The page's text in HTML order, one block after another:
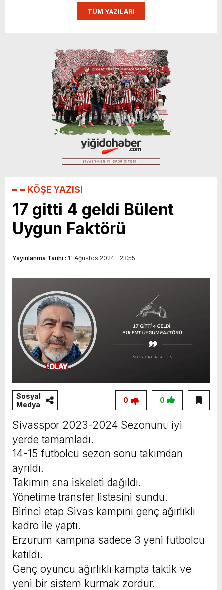
TÜM YAZILARI
KÖŞE YAZISI
17 gitti 4 geldi Bülent
Uygun Faktörü
Yayınlanma Tarihi : 11 Ağustos 2024 - 23:55
Sosyal
Medya
0
0
Sivasspor 2023-2024 Sezonunu iyi
yerde tamamladı.
14-15 futbolcu sezon sonu takımdan
ayrıldı.
Takımın ana iskeleti dağıldı.
Yönetime transfer listesini sundu.
Birinci etap Sivas kampını genç ağırlıklı
kadro ile yaptı.
Erzurum kampına sadece 3 yeni futbolcu
katıldı.
Genç oyuncu ağırlıklı kampta taktik ve
yeni bir sistem kurmak zordur.